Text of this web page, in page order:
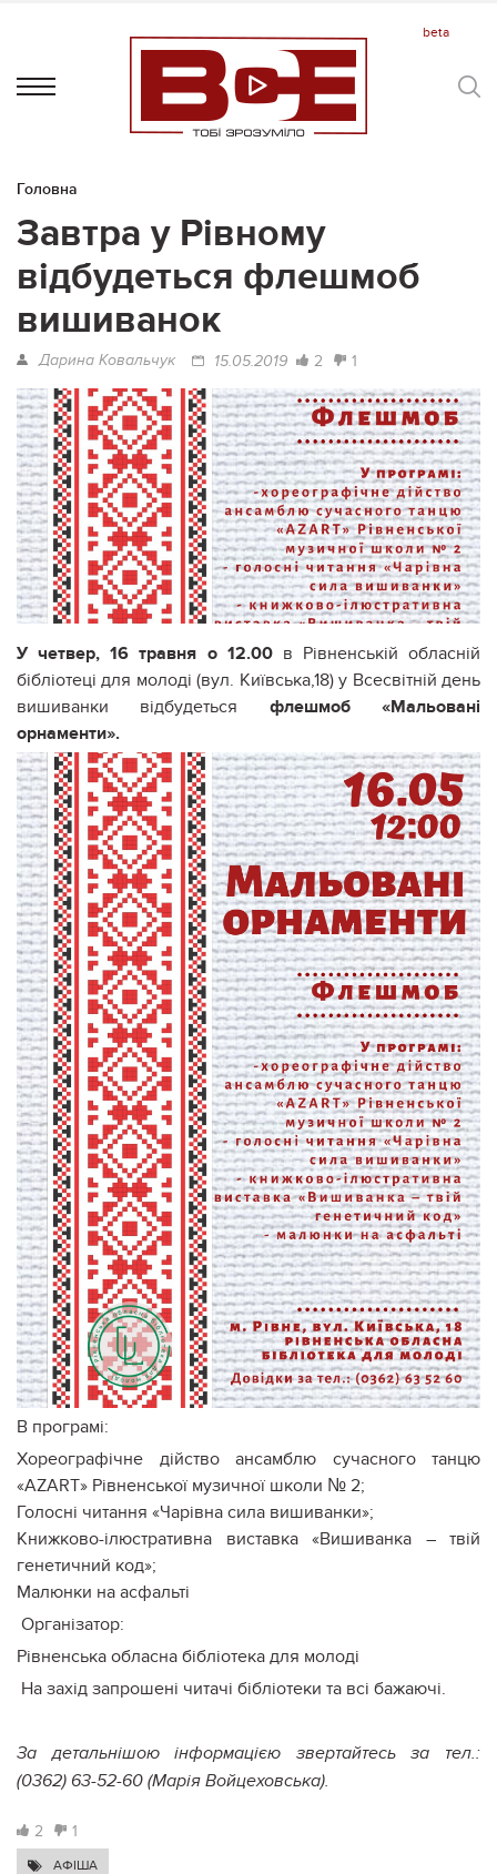
Головна
Завтра у Рівному
відбудеться флешмоб
вишиванок
Дарина Ковальчук 15.05.2019 2 1
У четвер, 16 травня о 12.00в Рівненській обласній
бібліотеці для молоді (вул. Київська,18) у Всесвітній день
вишиванки відбудеться флешмоб «Мальовані
орнаменти».
В програмі:
Хореографічне дійство ансамблю сучасного танцю
«АZART» Рівненської музичної школи № 2;
Голосні читання «Чарівна сила вишиванки»;
Книжково-ілюстративна виставка «Вишиванка – твій
генетичний код»;
Малюнки на асфальті
Організатор:
Рівненська обласна бібліотека для молоді
На захід запрошені читачі бібліотеки та всі бажаючі.
За детальнішою інформацією звертайтесь за тел.:
(0362) 63-52-60 (Марія Войцеховська).
2 1
АФІША